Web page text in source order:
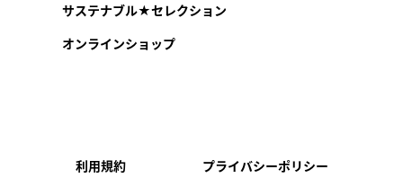
サステナブル★セレクション
オンラインショップ
利用規約 プライバシーポリシー